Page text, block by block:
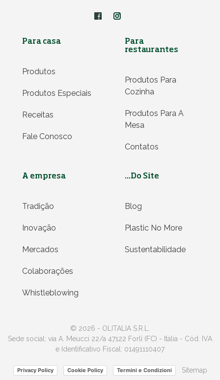
Para casa
Produtos
Produtos Especiais
Receitas
Fale Conosco
Para
restaurantes
Produtos Para
Cozinha
Produtos Para A
Mesa
Contatos
A empresa
Tradição
Inovação
Mercados
Colaborações
Whistleblowing
...Do Site
Blog
Plastic No More
Sustentabilidade
© 2026 - OLITALIA S.R.L.
Sede social: via A. Meucci 22/a 47122 Forlì (FC) - Itália - Cód. IVA
e Identificativo Fiscal: 01491110407
Privacy Policy Cookie Policy Termini e Condizioni Sitemap